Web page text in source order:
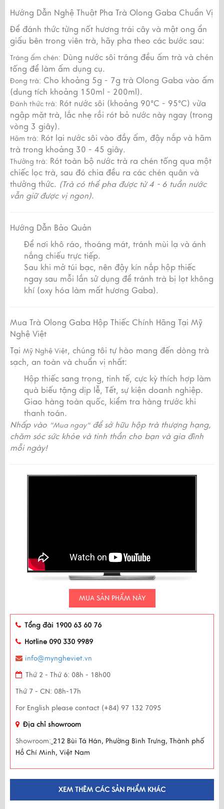
Hướng Dẫn Nghệ Thuật Pha Trà Olong Gaba Chuẩn Vị
Để đánh thức từng nốt hương trái cây và mật ong ẩn
giấu bên trong viên trà, hãy pha theo các bước sau:
Tráng ấm chén: Dùng nước sôi tráng đều ấm trà và chén
tống để làm ấm dụng cụ.
Đong trà: Cho khoảng 5g - 7g trà Olong Gaba vào ấm
(dung tích khoảng 150ml - 200ml).
Đánh thức trà: Rót nước sôi (khoảng 90°C - 95°C) vừa
ngập mặt trà, lắc nhẹ rồi rót bỏ nước này ngay (trong
vòng 3 giây).
Hãm trà: Rót lại nước sôi vào đầy ấm, đậy nắp và hãm
trà trong khoảng 30 - 45 giây.
Thưởng trà: Rót toàn bộ nước trà ra chén tống qua một
chiếc lọc trà, sau đó chia đều ra các chén quân và
thưởng thức. (Trà có thể pha được từ 4 - 6 tuần nước
vẫn giữ được vị ngon).
Hướng Dẫn Bảo Quản
Để nơi khô ráo, thoáng mát, tránh mùi lạ và ánh
nắng chiếu trực tiếp.
Sau khi mở túi bạc, nên đậy kín nắp hộp thiếc
ngay sau mỗi lần sử dụng để tránh trà bị lọt không
khí (oxy hóa làm mất hương Gaba).
Mua Trà Olong Gaba Hộp Thiếc Chính Hãng Tại Mỹ
Nghệ Việt
Tại Mỹ Nghệ Việt, chúng tôi tự hào mang đến dòng trà
sạch, an toàn và chuẩn vị nhất:
Hộp thiếc sang trọng, tinh tế, cực kỳ thích hợp làm
quà biếu tặng dịp lễ, Tết, sự kiện doanh nghiệp.
Giao hàng toàn quốc, kiểm tra hàng trước khi
thanh toán.
Nhấp vào "Mua ngay"để sở hữu hộp trà thượng hạng,
chăm sóc sức khỏe và tinh thần cho bạn và gia đình
mỗi ngày!
MUA SẢN PHẨM NÀY
Tổng đài 1900 63 60 76
Hotline 090 330 9989
info@myngheviet.vn
Thứ 2 - Thứ 6: 08h - 18h00
Thứ 7 - CN: 08h-17h
For English please contact (+84) 97 132 7095
Địa chỉ showroom
Showroom: 212 Bùi Tá Hán, Phường Bình Trưng, Thành phố
Hồ Chí Minh, Việt Nam
XEM THÊM CÁC SẢN PHẨM KHÁC